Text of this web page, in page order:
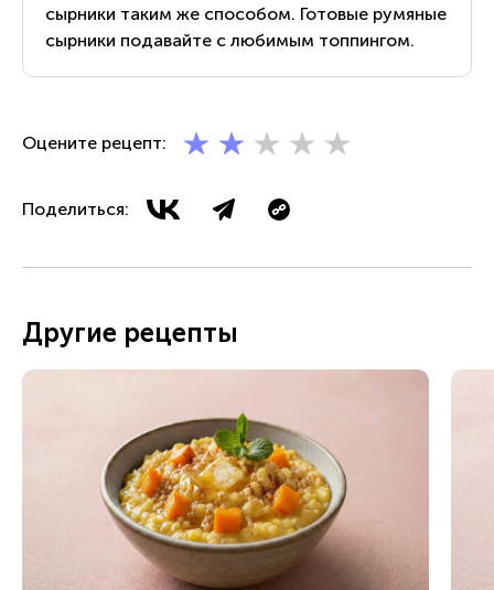
сырники таким же способом. Готовые румяные
сырники подавайте с любимым топпингом.
Оцените рецепт:
Поделиться:
Другие рецепты